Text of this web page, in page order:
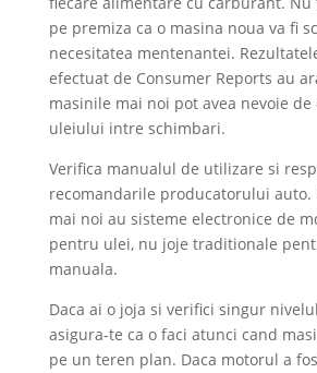
pe premiza ca o masina noua va fi
necesitatea mentenantei.
efectuat de Consumer Reports au
masinile mai noi pot avea nevoie de
uleiului intre schimbari.
Verifica manualul de utilizare si
recomandarile producatorului auto.
mai noi au sisteme electronice de
pentru ulei, nu joje traditionale
manuala.
Daca ai o joja si verifici singur
asigura-te ca o faci atunci cand
pe un teren plan. Daca motorul a